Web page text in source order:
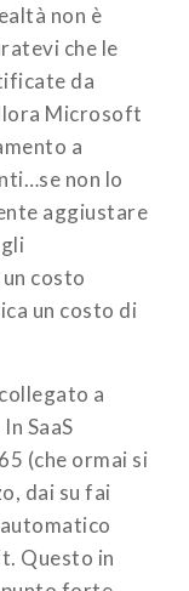
non è
che le
da
Microsoft
a
non lo
aggiustare
costo
un costo di
a
SaaS
(che ormai si
dai su fai
Questo in